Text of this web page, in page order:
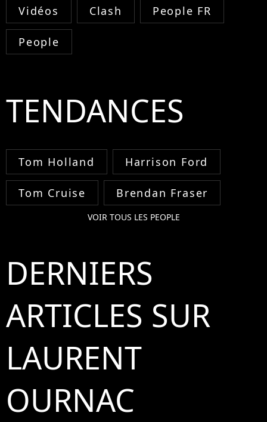
Vidéos Clash People FR
People
TENDANCES
Tom Holland Harrison Ford
Tom Cruise Brendan Fraser
VOIR TOUS LES PEOPLE
DERNIERS
ARTICLES SUR
LAURENT
OURNAC